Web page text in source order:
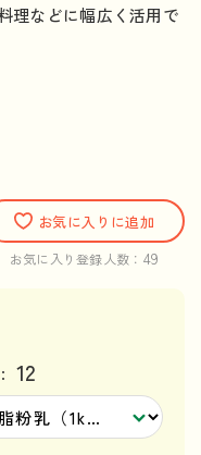
理などに幅広く活用で
お気に入りに追加
お気に入り登録人数： 49
12